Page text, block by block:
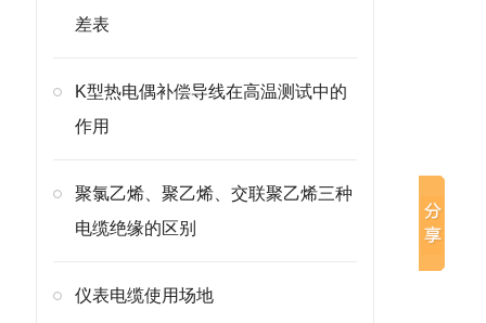
差表
K型热电偶补偿导线在高温测试中的
作用
聚氯乙烯、聚乙烯、交联聚乙烯三种
电缆绝缘的区别
仪表电缆使用场地